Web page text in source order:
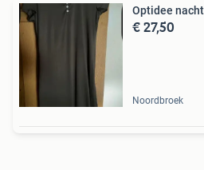
Optidee
€ 27,50
Noordbroek